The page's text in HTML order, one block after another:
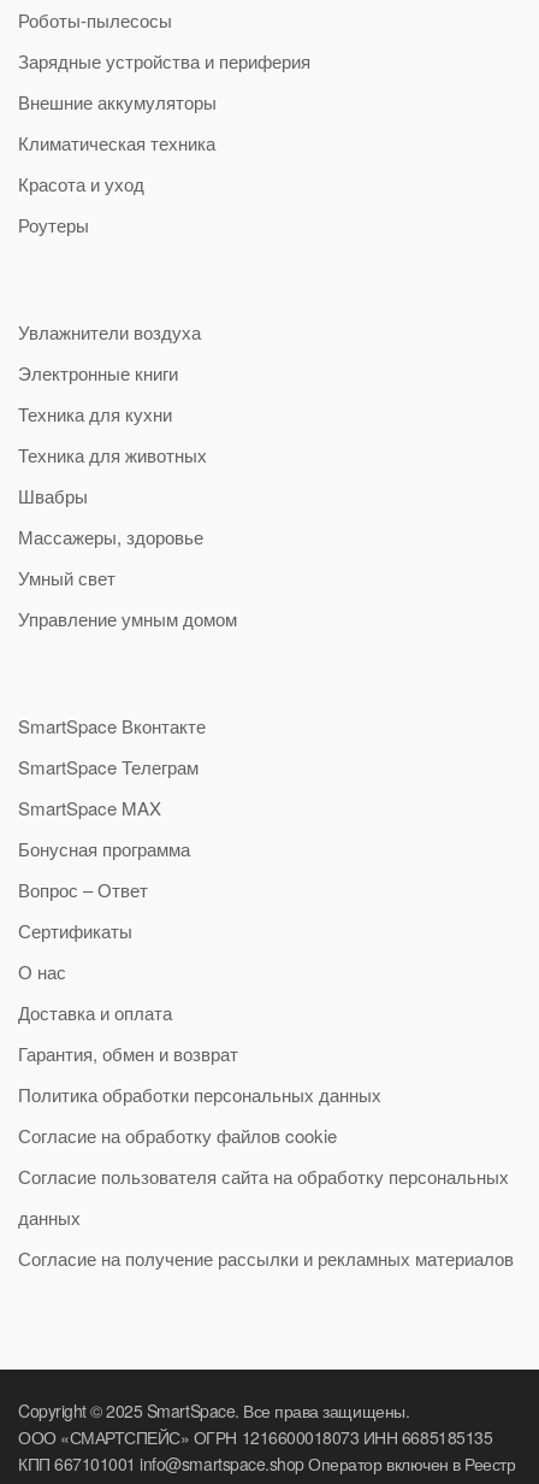
Роботы-пылесосы
Зарядные устройства и периферия
Внешние аккумуляторы
Климатическая техника
Красота и уход
Роутеры
Увлажнители воздуха
Электронные книги
Техника для кухни
Техника для животных
Швабры
Массажеры, здоровье
Умный свет
Управление умным домом
SmartSpace Вконтакте
SmartSpace Телеграм
SmartSpace MAX
Бонусная программа
Вопрос – Ответ
Сертификаты
О нас
Доставка и оплата
Гарантия, обмен и возврат
Политика обработки персональных данных
Согласие на обработку файлов cookie
Согласие пользователя сайта на обработку персональных
данных
Согласие на получение рассылки и рекламных материалов
Copyright © 2025 SmartSpace. Все права защищены.
ООО «СМАРТСПЕЙС» ОГРН 1216600018073 ИНН 6685185135
КПП 667101001 info@smartspace.shop Оператор включен в Реестр